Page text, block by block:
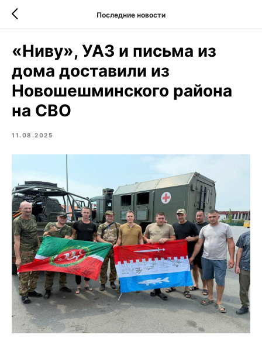
Последние новости
«Ниву», УАЗ и письма из
дома доставили из
Новошешминского района
на СВО
11.08.2025